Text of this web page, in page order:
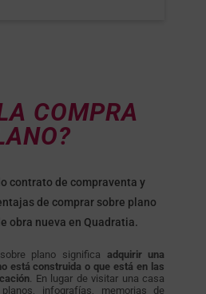
COMPRA
plano significa adquirir una
está construida o que está en las
. En lugar de visitar una casa
infografías, memorias de